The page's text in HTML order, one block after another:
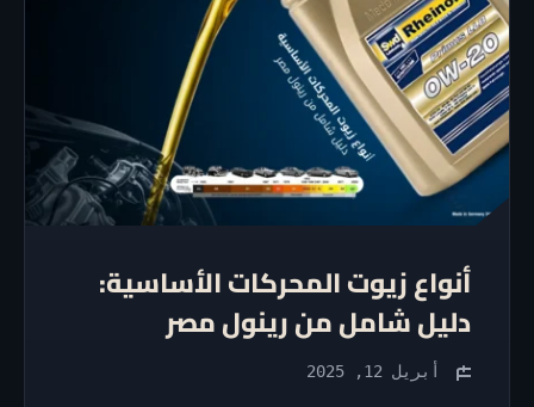
أنواع زيوت المحركات الأساسية:
دليل شامل من رينول مصر
أبريل 12, 2025